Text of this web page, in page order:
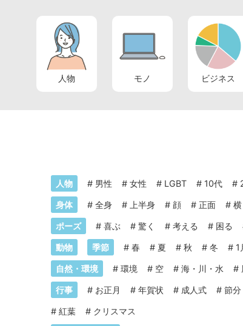
人物 モノ ビジネス
人物 # 男性 # 女性 # LGBT # 10代 #
身体 # 全身 # 上半身 # 顔 # 正面 # 横
ポーズ # 喜ぶ # 驚く # 考える # 困る
動物 季節 # 春 # 夏 # 秋 # 冬 # 1
自然・環境 # 環境 # 空 # 海・川・水 #
行事 # お正月 # 年賀状 # 成人式 # 節分
# 紅葉 # クリスマス